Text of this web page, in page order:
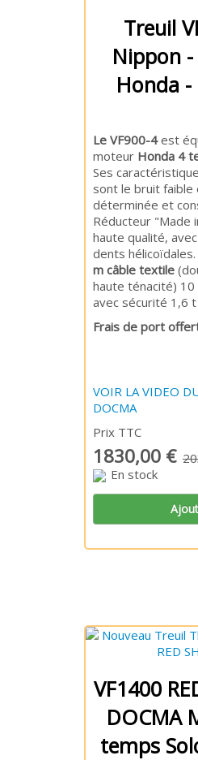
Treuil
Nippon
Honda
Le VF900-4est
moteur Honda 4
Ses
sont le bruit faible
déterminée et
Réducteur "Made
haute qualité,
dents hélicoïdales.
m câble textile
haute ténacité)
avec sécurité 1,6
Frais de port
VOIR LA VIDEO
DOCMA
Prix TTC
1830,00 €
En stock
VF1400
DOCMA
temps